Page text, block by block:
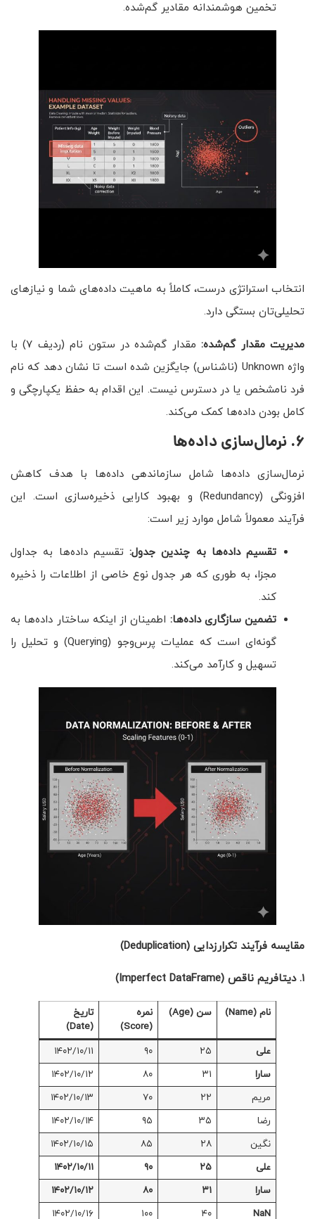
تخمین هوشمندانه مقادیر گم‌شده.
انتخاب استراتژی درست، کاملاً به ماهیت داده‌های شما و نیازهای
تحلیلی‌تان بستگی دارد.
مدیریت مقدار گم‌شده:
مقدار گم‌شده در ستون نام (ردیف ۷) با
واژه Unknown (ناشناس) جایگزین شده است تا نشان دهد که نام
فرد نامشخص یا در دسترس نیست. این اقدام به حفظ یکپارچگی و
کامل بودن داده‌ها کمک می‌کند.
۶. نرمال‌سازی داده‌ها
نرمال‌سازی داده‌ها شامل سازماندهی داده‌ها با هدف کاهش
افزونگی (Redundancy) و بهبود کارایی ذخیره‌سازی است. این
فرآیند معمولاً شامل موارد زیر است:
تقسیم داده‌ها به چندین جدول: تقسیم داده‌ها به جداول
مجزا، به طوری که هر جدول نوع خاصی از اطلاعات را ذخیره
کند.
تضمین سازگاری داده‌ها: اطمینان از اینکه ساختار داده‌ها به
گونه‌ای است که عملیات پرس‌وجو (Querying) و تحلیل را
تسهیل و کارآمد می‌کند.
مقایسه فرآیند تکرارزدایی (Deduplication)
۱. دیتافریم ناقص (Imperfect DataFrame)
نام (Name) سن (Age)
نمره
(Score)
تاریخ
(Date)
علی
۲۵ ۹۰
۱۴۰۲/۱۰/۱۱
سارا
۳۱ ۸۰
۱۴۰۲/۱۰/۱۲
مریم
۲۲ ۷۰
۱۴۰۲/۱۰/۱۳
رضا
۳۵ ۹۵
۱۴۰۲/۱۰/۱۴
نگین
۲۸ ۸۵
۱۴۰۲/۱۰/۱۵
علی
۲۵ ۹۰
۱۴۰۲/۱۰/۱۱
سارا
۳۱ ۸۰
۱۴۰۲/۱۰/۱۲
NaN
۴۰ ۱۰۰ ۱۴۰۲/۱۰/۱۶